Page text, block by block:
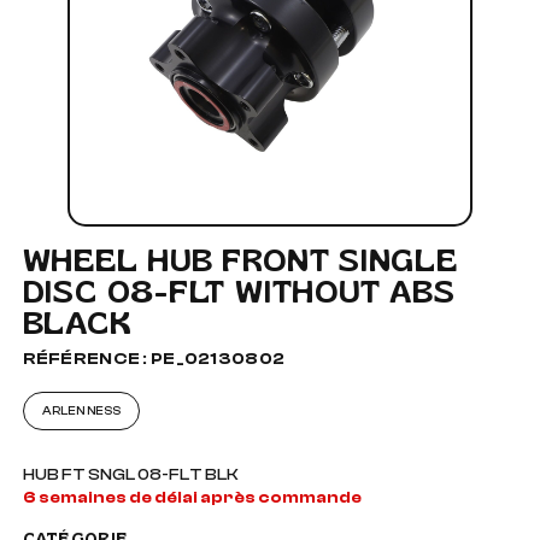
WHEEL HUB FRONT SINGLE
DISC 08-FLT WITHOUT ABS
BLACK
RÉFÉRENCE : PE_02130802
ARLEN NESS
HUB FT SNGL 08-FLT BLK
6 semaines de délai après commande